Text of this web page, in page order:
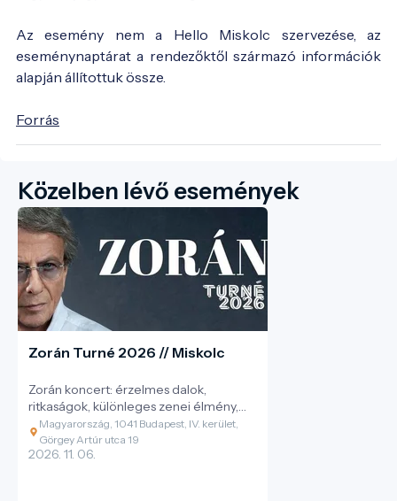
Az esemény nem a Hello Miskolc szervezése, az
eseménynaptárat a rendezőktől származó információk
alapján állítottuk össze.
Forrás
Közelben lévő események
Zorán Turné 2026 // Miskolc
Zorán koncert: érzelmes dalok,
ritkaságok, különleges zenei élmény,
felejthetetlen este minden
generációnak
Magyarország, 1041 Budapest, IV. kerület,
Görgey Artúr utca 19
2026. 11. 06.